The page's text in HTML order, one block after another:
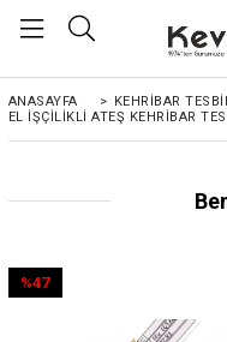
ANASAYFA > KEHRIBAR
EL İŞÇILIKLI ATEŞ KEHRIBAR
%47